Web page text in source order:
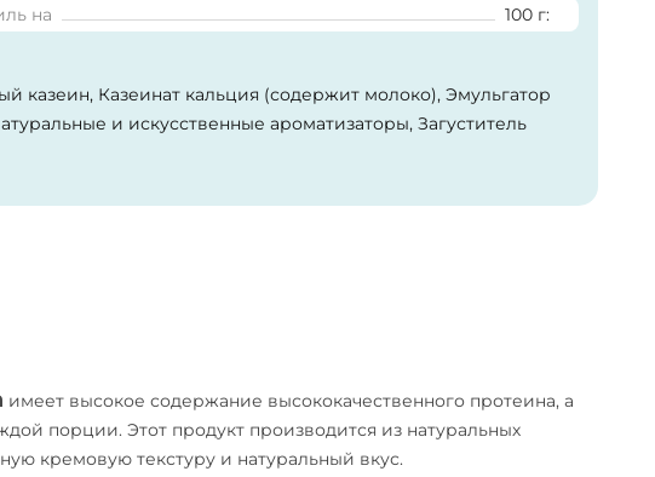
на 100 г:
казеин, Казеинат кальция (содержит молоко), Эмульгатор
и искусственные ароматизаторы, Загуститель
сукралоза), Краситель (бета-каротин).
имеет высокое содержание высококачественного протеина, а
порции. Этот продукт производится из натуральных
кремовую текстуру и натуральный вкус.